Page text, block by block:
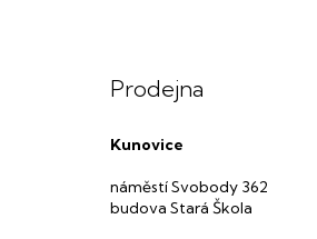
Prodejna
Kunovice
náměstí Svobody 362
budova Stará Škola